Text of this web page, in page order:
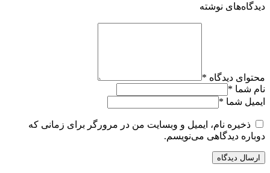
دیدگاه‌های نوشته
محتوای دیدگاه *
نام شما *
ایمیل شما *
ذخیره نام، ایمیل و وبسایت من در مرورگر برای زمانی که
دوباره دیدگاهی می‌نویسم.